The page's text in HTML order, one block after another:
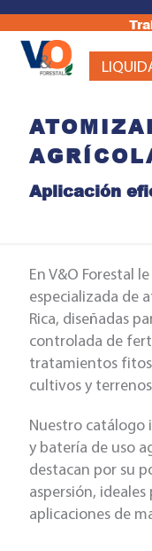
Aplicación
En V&O Forestal
especializada de
Rica, diseñadas
controlada de
tratamientos
cultivos y
Nuestro catálogo
y batería de uso
destacan por su
aspersión,
aplicaciones de